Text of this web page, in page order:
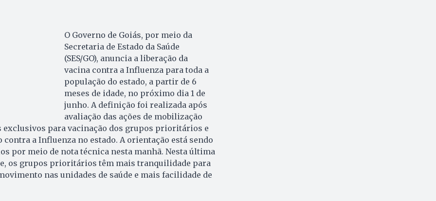
O Governo de Goiás, por meio da
Secretaria de Estado da Saúde
(SES/GO), anuncia a liberação da
vacina contra a Influenza para toda a
população do estado, a partir de 6
meses de idade, no próximo dia 1 de
junho. A definição foi realizada após
avaliação das ações de mobilização
exclusivos para vacinação dos grupos prioritários e
contra a Influenza no estado. A orientação está sendo
por meio de nota técnica nesta manhã. Nesta última
os grupos prioritários têm mais tranquilidade para
nas unidades de saúde e mais facilidade de